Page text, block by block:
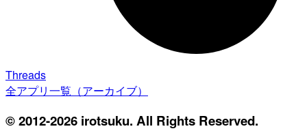
Threads
全アプリ一覧（アーカイブ）
© 2012-2026 irotsuku. All Rights Reserved.